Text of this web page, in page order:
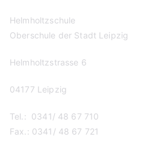
Helmholtzschule
Oberschule der Stadt Leipzig
Helmholtzstrasse 6
04177 Leipzig
Tel.: 0341/ 48 67 710
Fax.: 0341/ 48 67 721